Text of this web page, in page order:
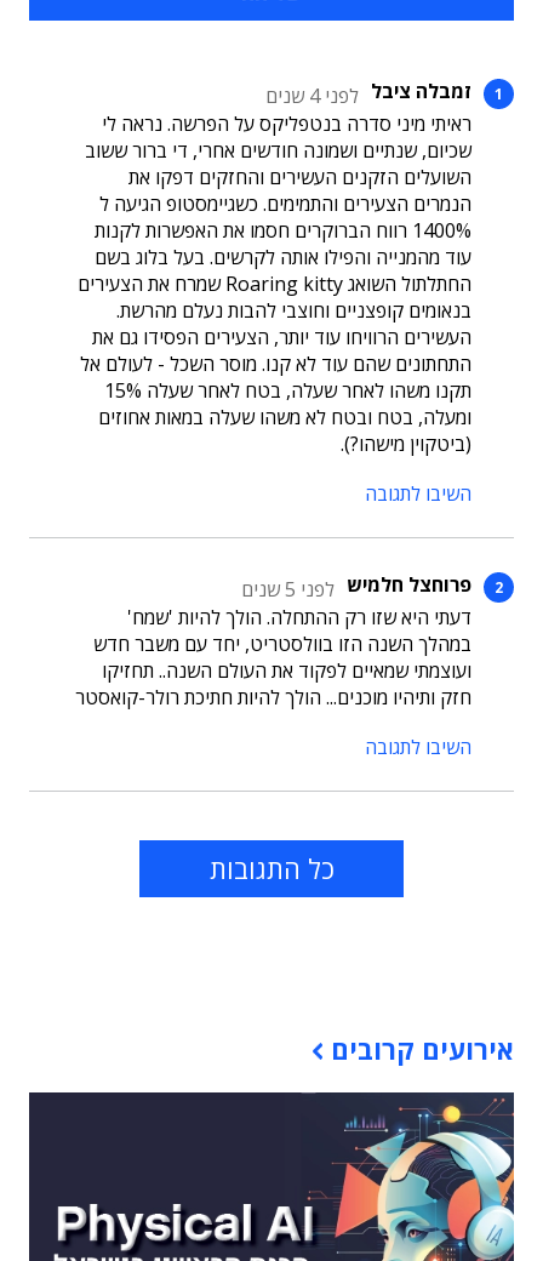
זמבלה ציבל לפני 4 שנים
ראיתי מיני סדרה בנטפליקס על הפרשה. נראה לי
שכיום, שנתיים ושמונה חודשים אחרי, די ברור ששוב
השועלים הזקנים העשירים והחזקים דפקו את
הנמרים הצעירים והתמימים. כשגיימסטופ הגיעה ל
1400% רווח הברוקרים חסמו את האפשרות לקנות
עוד מהמנייה והפילו אותה לקרשים. בעל בלוג בשם
החתלתול השואג Roaring kitty שמרח את הצעירים
בנאומים קופצניים וחוצבי להבות נעלם מהרשת.
העשירים הרוויחו עוד יותר, הצעירים הפסידו גם את
התחתונים שהם עוד לא קנו. מוסר השכל - לעולם אל
תקנו משהו לאחר שעלה, בטח לאחר שעלה 15%
ומעלה, בטח ובטח לא משהו שעלה במאות אחוזים
(ביטקוין מישהו?).
השיבו לתגובה
פרוחצל חלמיש לפני 5 שנים
דעתי היא שזו רק ההתחלה. הולך להיות 'שמח'
במהלך השנה הזו בוולסטריט, יחד עם משבר חדש
ועוצמתי שמאיים לפקוד את העולם השנה.. תחזיקו
חזק ותיהיו מוכנים... הולך להיות חתיכת רולר-קואסטר
השיבו לתגובה
כל התגובות
אירועים קרובים